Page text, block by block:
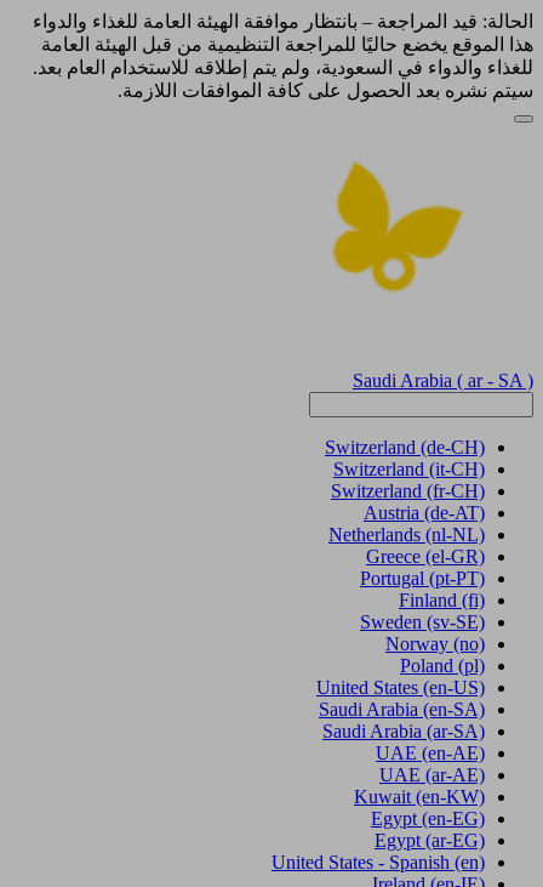
الحالة: قيد المراجعة – بانتظار موافقة الهيئة العامة للغذاء والدواء
هذا الموقع يخضع حاليًا للمراجعة التنظيمية من قبل الهيئة العامة
للغذاء والدواء في السعودية، ولم يتم إطلاقه للاستخدام العام بعد.
سيتم نشره بعد الحصول على كافة الموافقات اللازمة.
Saudi Arabia ( ar - SA )
Switzerland (de-CH)
Switzerland (it-CH)
Switzerland (fr-CH)
Austria (de-AT)
Netherlands (nl-NL)
Greece (el-GR)
Portugal (pt-PT)
Finland (fi)
Sweden (sv-SE)
Norway (no)
Poland (pl)
United States (en-US)
Saudi Arabia (en-SA)
Saudi Arabia (ar-SA)
UAE (en-AE)
UAE (ar-AE)
Kuwait (en-KW)
Egypt (en-EG)
Egypt (ar-EG)
United States - Spanish (en)